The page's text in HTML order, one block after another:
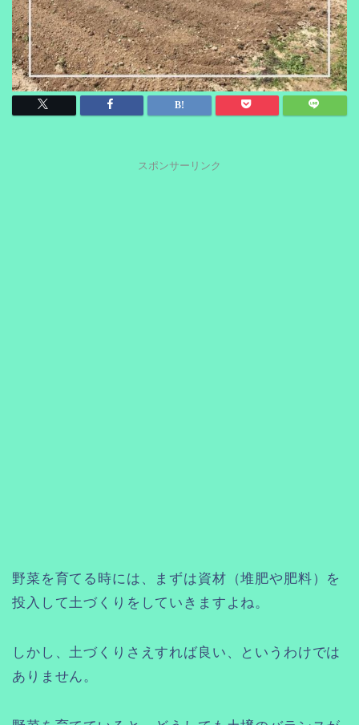
スポンサーリンク
野菜を育てる時には、まずは資材（堆肥や肥料）を
投入して土づくりをしていきますよね。
しかし、土づくりさえすれば良い、というわけでは
ありません。